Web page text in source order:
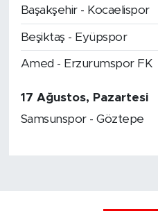
Eray Erdem
Hem merkezi
yönetimler ile
Erdem
ve kentin
'Çamur at izi
edenlere
Başakşehir - Kocaelispor
Beşiktaş - Eyüpspor
Amed - Erzurumspor FK
17 Ağustos, Pazartesi
Samsunspor - Göztepe